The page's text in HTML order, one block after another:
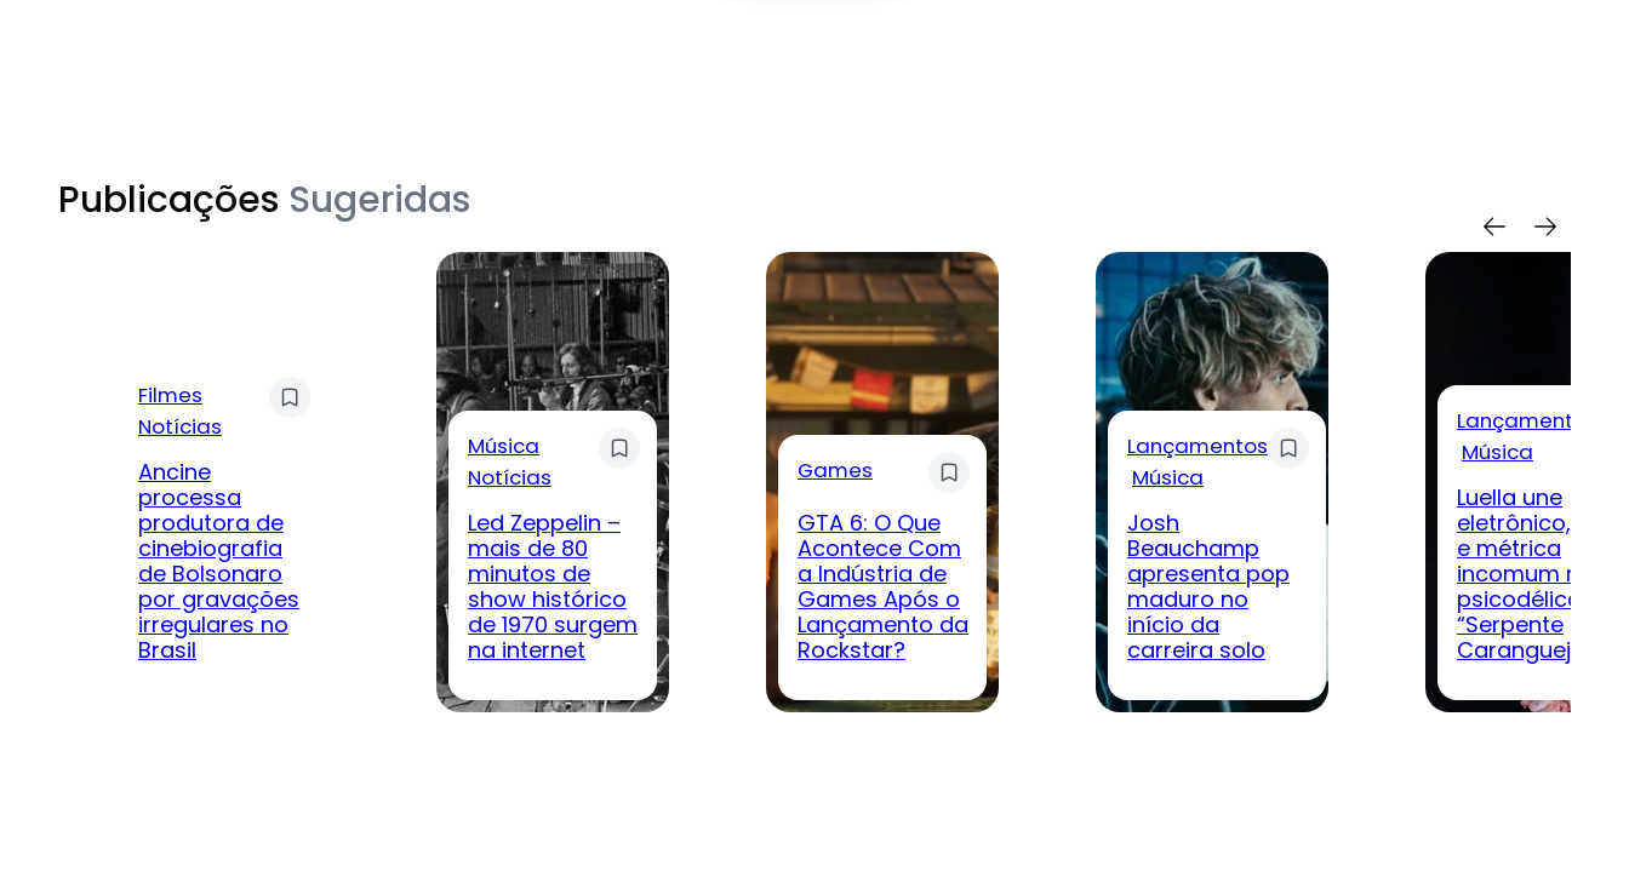
Publicações Sugeridas
Filmes
Notícias
Ancine
processa
produtora de
cinebiografia
de Bolsonaro
por gravações
irregulares no
Brasil
Música
Notícias
Led Zeppelin –
mais de 80
minutos de
show histórico
de 1970 surgem
na internet
Games
GTA 6: O Que
Acontece Com
a Indústria de
Games Após o
Lançamento da
Rockstar?
Lançamentos
Música
Josh
Beauchamp
apresenta pop
maduro no
início da
carreira solo
Lançamentos
Música
Luella une
eletrônico, rock
e métrica
incomum na
psicodélica
“Serpente
Caranguejo”